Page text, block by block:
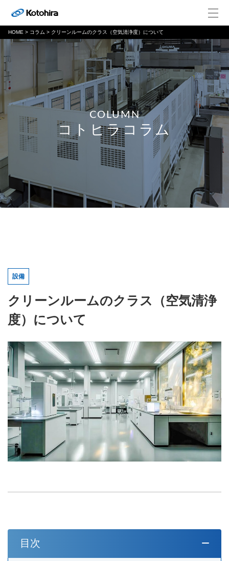
HOME > コラム > クリーンルームのクラス（空気清浄度）について
COLUMN
コトヒラコラム
設備
クリーンルームのクラス（空気清浄
度）について
目次